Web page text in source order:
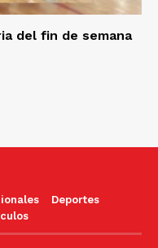
del fin de semana
Deportes